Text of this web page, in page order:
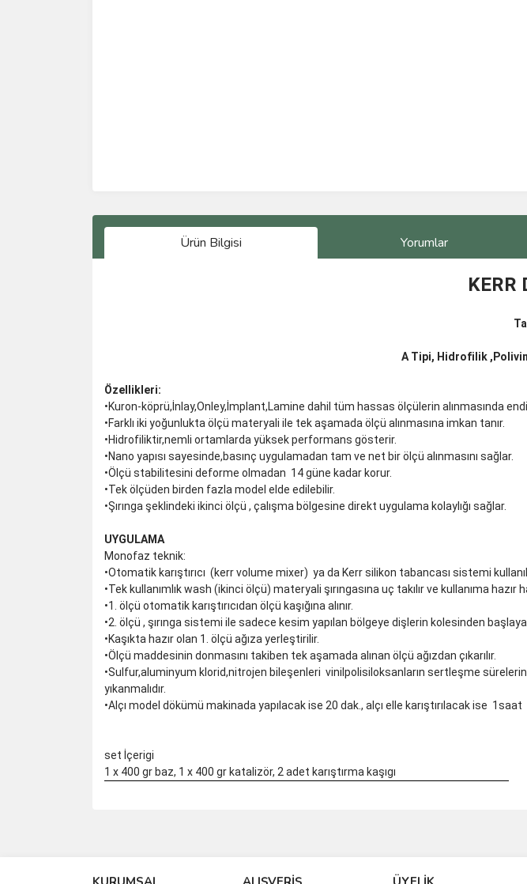
Ürün Bilgisi Yorumlar
KERR
A Tipi, Hidrofilik
Özellikleri:
•Kuron-köprü,İnlay,Onley,İmplant,Lamine dahil tüm hassas ölçülerin alınmasında
•Farklı iki yoğunlukta ölçü materyali ile tek aşamada ölçü alınmasına imkan tanır.
•Hidrofiliktir,nemli ortamlarda yüksek performans gösterir.
•Nano yapısı sayesinde,basınç uygulamadan tam ve net bir ölçü alınmasını sağlar.
•Ölçü stabilitesini deforme olmadan 14 güne kadar korur.
•Tek ölçüden birden fazla model elde edilebilir.
•Şırınga şeklindeki ikinci ölçü , çalışma bölgesine direkt uygulama kolaylığı sağlar.
UYGULAMA
Monofaz teknik:
•Otomatik karıştırıcı (kerr volume mixer) ya da Kerr silikon tabancası sistemi
•Tek kullanımlık wash (ikinci ölçü) materyali şırıngasına uç takılır ve kullanıma hazır
•1. ölçü otomatik karıştırıcıdan ölçü kaşığına alınır.
•2. ölçü , şırınga sistemi ile sadece kesim yapılan bölgeye dişlerin kolesinden
•Kaşıkta hazır olan 1. ölçü ağıza yerleştirilir.
•Ölçü maddesinin donmasını takiben tek aşamada alınan ölçü ağızdan çıkarılır.
•Sulfur,aluminyum klorid,nitrojen bileşenleri vinilpolisiloksanların sertleşme
yıkanmalıdır.
•Alçı model dökümü makinada yapılacak ise 20 dak., alçı elle karıştırılacak ise
set İçerigi
1 x 400 gr baz, 1 x 400 gr katalizör, 2 adet karıştırma kaşıgı